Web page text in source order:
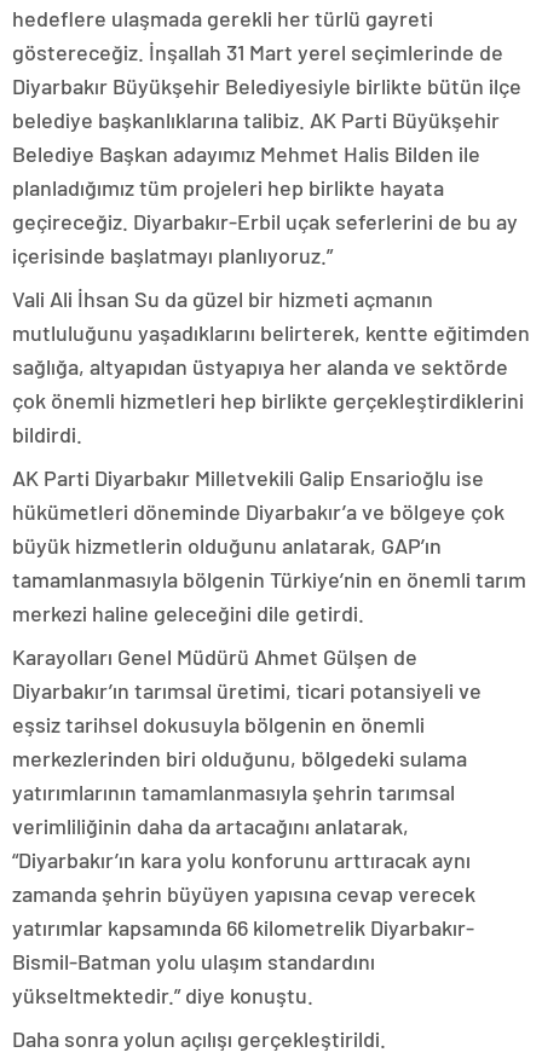
hedeflere ulaşmada gerekli her türlü gayreti
göstereceğiz. İnşallah 31 Mart yerel seçimlerinde de
Diyarbakır Büyükşehir Belediyesiyle birlikte bütün ilçe
belediye başkanlıklarına talibiz. AK Parti Büyükşehir
Belediye Başkan adayımız Mehmet Halis Bilden ile
planladığımız tüm projeleri hep birlikte hayata
geçireceğiz. Diyarbakır-Erbil uçak seferlerini de bu ay
içerisinde başlatmayı planlıyoruz.”
Vali Ali İhsan Su da güzel bir hizmeti açmanın
mutluluğunu yaşadıklarını belirterek, kentte eğitimden
sağlığa, altyapıdan üstyapıya her alanda ve sektörde
çok önemli hizmetleri hep birlikte gerçekleştirdiklerini
bildirdi.
AK Parti Diyarbakır Milletvekili Galip Ensarioğlu ise
hükümetleri döneminde Diyarbakır’a ve bölgeye çok
büyük hizmetlerin olduğunu anlatarak, GAP’ın
tamamlanmasıyla bölgenin Türkiye’nin en önemli tarım
merkezi haline geleceğini dile getirdi.
Karayolları Genel Müdürü Ahmet Gülşen de
Diyarbakır’ın tarımsal üretimi, ticari potansiyeli ve
eşsiz tarihsel dokusuyla bölgenin en önemli
merkezlerinden biri olduğunu, bölgedeki sulama
yatırımlarının tamamlanmasıyla şehrin tarımsal
verimliliğinin daha da artacağını anlatarak,
“Diyarbakır’ın kara yolu konforunu arttıracak aynı
zamanda şehrin büyüyen yapısına cevap verecek
yatırımlar kapsamında 66 kilometrelik Diyarbakır-
Bismil-Batman yolu ulaşım standardını
yükseltmektedir.” diye konuştu.
Daha sonra yolun açılışı gerçekleştirildi.